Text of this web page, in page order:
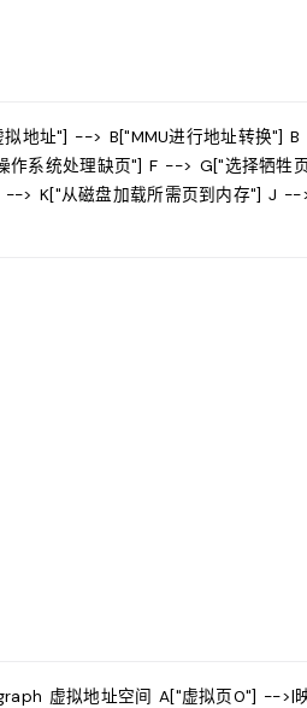
地址"] --> B["MMU进行地址转换"]
系统处理缺页"] F --> G["选择牺牲
> K["从磁盘加载所需页到内存"] J
虚拟地址空间 A["虚拟页0"] -->|